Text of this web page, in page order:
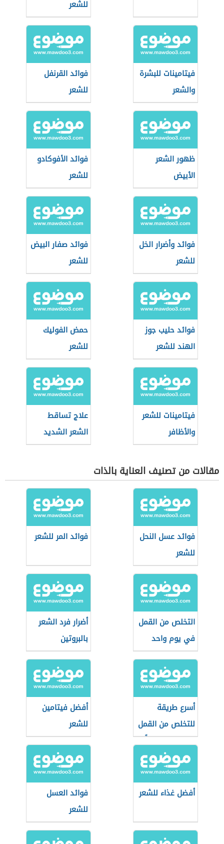
للشعر
فيتامينات للبشرة
والشعر
فوائد القرنفل
للشعر
ظهور الشعر
الأبيض
فوائد الأفوكادو
للشعر
فوائد وأضرار الخل
للشعر
فوائد صفار البيض
للشعر
فوائد حليب جوز
الهند للشعر
حمض الفوليك
للشعر
فيتامينات للشعر
والأظافر
علاج تساقط
الشعر الشديد
مقالات من تصنيف العناية بالذات
فوائد عسل النحل
للشعر
فوائد المر للشعر
التخلص من القمل
في يوم واحد
أضرار فرد الشعر
بالبروتين
أسرع طريقة
للتخلص من القمل
والصيبان نهائياً
أفضل فيتامين
للشعر
أفضل غذاء للشعر
فوائد العسل
للشعر